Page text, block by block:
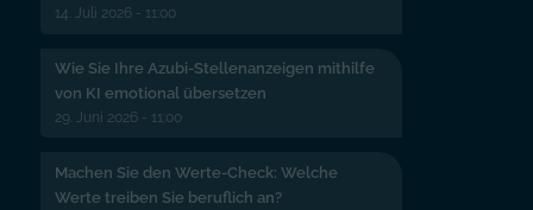
14. Juli 2026 - 11:00
Wie Sie Ihre Azubi-Stellenanzeigen mithilfe
von KI emotional übersetzen
29. Juni 2026 - 11:00
Machen Sie den Werte-Check: Welche
Werte treiben Sie beruflich an?